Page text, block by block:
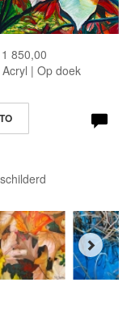
850,00
| Op doek